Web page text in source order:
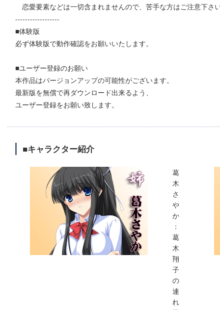
恋愛要素などは一切含まれませんので、苦手な方はご注意下さ
------------------
■体験版
必ず体験版で動作確認をお願いいたします。
■ユーザー登録のお願い
本作品はバージョンアップの可能性がございます。
最新版を無償で再ダウンロード出来るよう、
ユーザー登録をお願い致します。
■キャラクター紹介
葛
木
さ
や
か
：
葛
木
翔
子
の
連
れ